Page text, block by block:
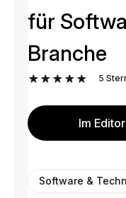
für
Branche
5
Im
Software &